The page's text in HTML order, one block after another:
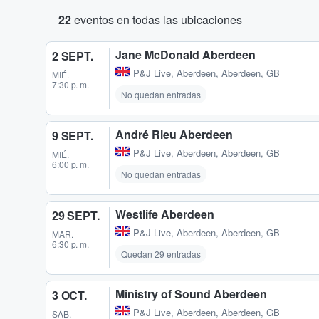
22eventos en todas las ubicaciones
2 SEPT.
MIÉ.
7:30 p. m.
Jane McDonald Aberdeen
P&J Live, Aberdeen, Aberdeen, GB
No quedan entradas
9 SEPT.
MIÉ.
6:00 p. m.
André Rieu Aberdeen
P&J Live, Aberdeen, Aberdeen, GB
No quedan entradas
29 SEPT.
MAR.
6:30 p. m.
Westlife Aberdeen
P&J Live, Aberdeen, Aberdeen, GB
Quedan 29 entradas
3 OCT.
SÁB.
Ministry of Sound Aberdeen
P&J Live, Aberdeen, Aberdeen, GB